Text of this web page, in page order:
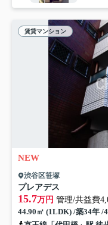
賃貸マンション
NEW
渋谷区笹塚
プレアデス
15.7万円 管理/共益費
44.90㎡ (1LDK) /築34年 /